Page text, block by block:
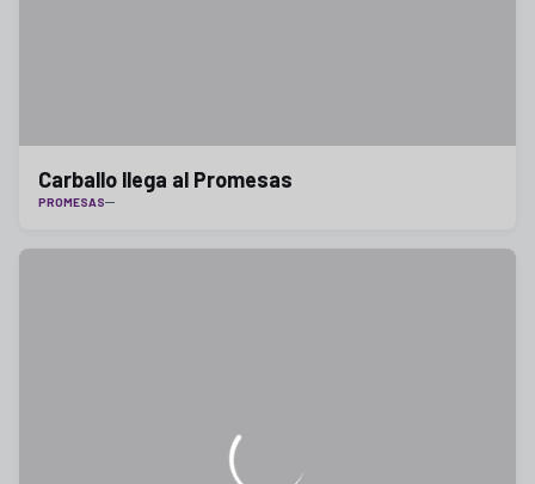
Carballo llega al Promesas
PROMESAS